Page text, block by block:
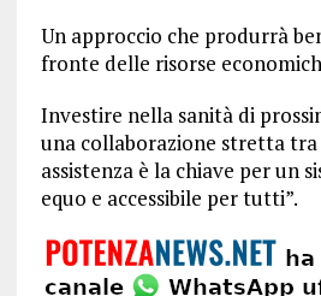
Un approccio che produrrà
fronte delle risorse
Investire nella sanità di
una collaborazione stretta
assistenza è la chiave per un
equo e accessibile per tutti”.